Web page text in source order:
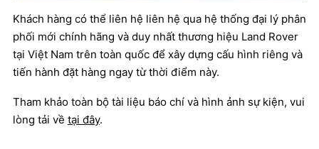
Khách hàng có thể liên hệ liên hệ qua hệ thống đại lý phân
phối mới chính hãng và duy nhất thương hiệu Land Rover
tại Việt Nam trên toàn quốc để xây dựng cấu hình riêng và
tiến hành đặt hàng ngay từ thời điểm này.
Tham khảo toàn bộ tài liệu báo chí và hình ảnh sự kiện, vui
lòng tải về tại đây.